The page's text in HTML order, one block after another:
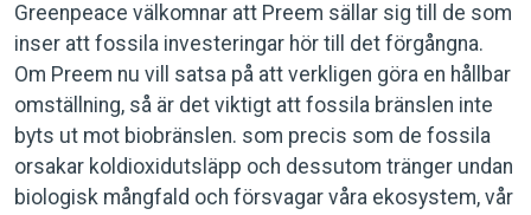
Greenpeace välkomnar att Preem sällar sig till de som
inser att fossila investeringar hör till det förgångna.
Om Preem nu vill satsa på att verkligen göra en hållbar
omställning, så är det viktigt att fossila bränslen inte
byts ut mot biobränslen. som precis som de fossila
orsakar koldioxidutsläpp och dessutom tränger undan
biologisk mångfald och försvagar våra ekosystem, vår